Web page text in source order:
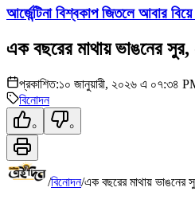
আর্জেন্টিনা বিশ্বকাপ জিতলে আবার
এক বছরের মাথায় ভাঙনের সুর,
প্রকাশিত:১০ জানুয়ারী, ২০২৬ এ ০৭:৩৪
বিনোদন
০ ০
/বিনোদন/এক বছরের মাথায় ভাঙনের